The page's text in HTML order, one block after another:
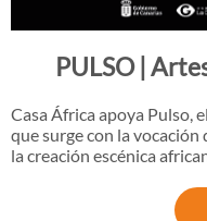
PULSO |
Casa África apoya Pulso,
que surge con la
la creación escénica